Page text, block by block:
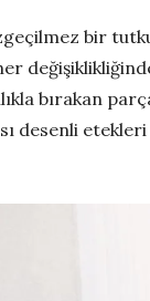
bir
bırakan
desenli etekleri